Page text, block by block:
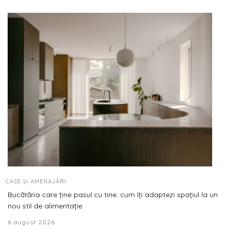
CASE ȘI AMENAJĂRI
Bucătăria care ține pasul cu tine: cum îți adaptezi spațiul la un
nou stil de alimentație
6 august 2026